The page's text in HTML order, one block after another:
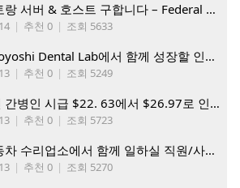
Korean BBQ 레스토랑 서버 & 호스트 구합니다 – Federal Way & Tacoma $45-$60/hr (server), $21-23/hr (Host)
| 추천 0 | 조회 5633
(Renton 이전) Motoyoshi Dental Lab에서 함께 성장할 인재를 모십니다.
| 추천 0 | 조회 5249
대한부인회 2026년 간병인 시급 $22. 63에서 $26.97로 인상. 지금 간병인들을 모집합니다
| 추천 0 | 조회 5723
KENT에 위치한 자동차 수리업소에서 함께 일하실 직원/사무직원 구합니다.
| 추천 0 | 조회 5270